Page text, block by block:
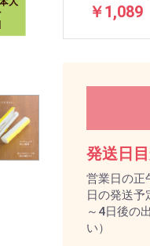
￥1,089
発送日
営業日の正
日の発送予
～4日後の
い）